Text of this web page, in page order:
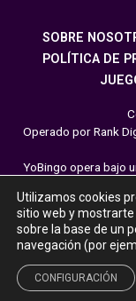
SOBRE
POLÍTICA DE
Operado por Rank
YoBingo opera bajo
responsabilidad
entretenimiento
jugadores en nuestra
las pautas
Utilizamos cookies
sitio web y
sobre la base de un
navegación (por
CONFIGURACIÓN